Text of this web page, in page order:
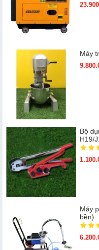
Máy
Bộ
H19/
Máy
bền)